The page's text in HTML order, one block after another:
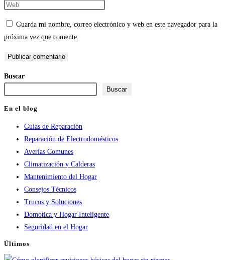
nombre
de
usuario
comentar
tu
correo
electrónico
comentar
Introduce
de
tu
(opcional)
Guarda mi nombre, correo electrónico y web en este navegador para la
próxima vez que comente.
Buscar
Buscar
En el blog
Guías de Reparación
Reparación de Electrodomésticos
Averías Comunes
Climatización y Calderas
Mantenimiento del Hogar
Consejos Técnicos
Trucos y Soluciones
Domótica y Hogar Inteligente
Seguridad en el Hogar
Últimos